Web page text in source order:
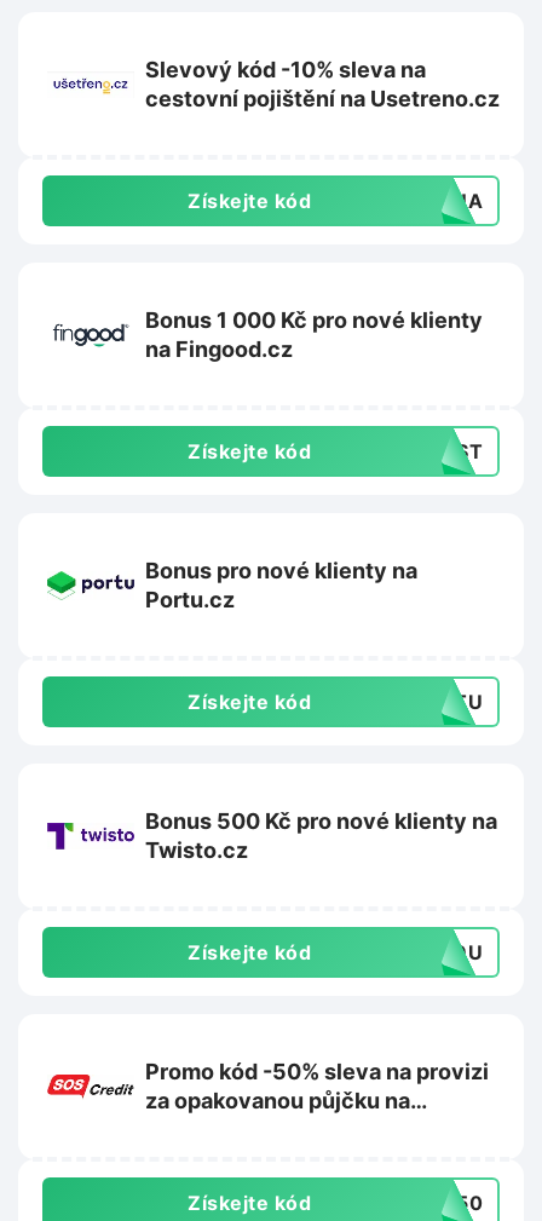
Slevový kód -10% sleva na
cestovní pojištění na Usetreno.cz
Získejte kód LENA
Bonus 1 000 Kč pro nové klienty
na Fingood.cz
Získejte kód NOST
Bonus pro nové klienty na
Portu.cz
Získejte kód ORTU
Bonus 500 Kč pro nové klienty na
Twisto.cz
Získejte kód 439U
Promo kód -50% sleva na provizi
za opakovanou půjčku na
Získejte kód dm50